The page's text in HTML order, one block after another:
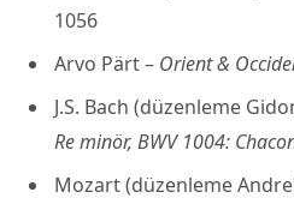
1056
Arvo Pärt – Orient &
J.S. Bach (düzenleme
Re minör, BWV 1004:
Mozart (düzenleme